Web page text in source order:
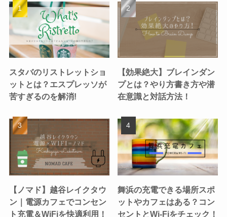
スタバのリストレットショ
ットとは？エスプレッソが
苦すぎるのを解消!
【効果絶大】ブレインダン
プとは？やり方書き方や潜
在意識と対話方法！
【ノマド】越谷レイクタウ
ン｜電源カフェでコンセン
ト充電＆WiFiを快適利用！
舞浜の充電できる場所スポ
ットやカフェはある？コン
セントとWi-Fiをチェック！